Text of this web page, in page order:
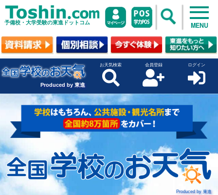
予備校・大学受験の東進ドットコム MENU
Produced by 東進
お天気検索 会員登録 ログイン
Produced by 東進